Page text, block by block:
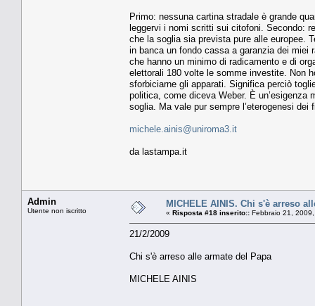
Primo: nessuna cartina stradale è grande
leggervi i nomi scritti sui citofoni. Secondo:
che la soglia sia prevista pure alle europee.
in banca un fondo cassa a garanzia dei miei
che hanno un minimo di radicamento e di
elettorali 180 volte le somme investite. Non
sforbiciarne gli apparati. Significa perciò
politica, come diceva Weber. È un’esigenza
soglia. Ma vale pur sempre l’eterogenesi dei
michele.ainis@uniroma3.it
da lastampa.it
Admin
Utente non iscritto
MICHELE AINIS. Chi s'è arreso
« Risposta #18 inserito:: Febbraio 21,
21/2/2009
Chi s'è arreso alle armate del Papa
MICHELE AINIS